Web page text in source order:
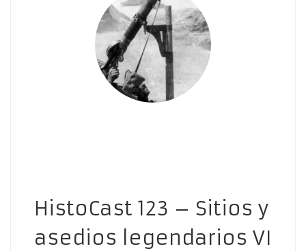
HistoCast 123 – Sitios y
asedios legendarios VI